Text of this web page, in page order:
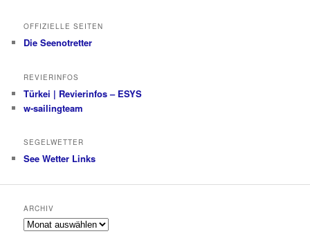
OFFIZIELLE SEITEN
Die Seenotretter
REVIERINFOS
Türkei | Revierinfos – ESYS
w-sailingteam
SEGELWETTER
See Wetter Links
ARCHIV
Archiv